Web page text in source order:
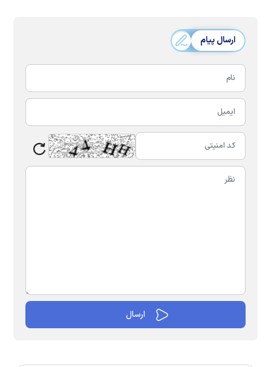
ارسال پیام